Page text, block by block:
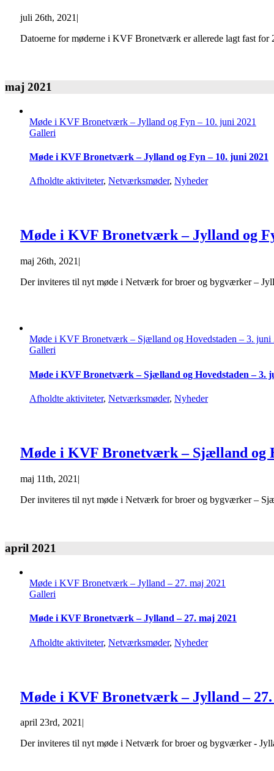
juli 26th, 2021 |
Datoerne for møderne i KVF Bronetværk er allerede lagt fast for
maj 2021
Møde i KVF Bronetværk – Jylland og Fyn – 10. juni 2021
Galleri
Møde i KVF Bronetværk – Jylland og Fyn – 10. juni 2021
Afholdte aktiviteter, Netværksmøder, Nyheder
Møde i KVF Bronetværk – Jylland og
maj 26th, 2021 |
Der inviteres til nyt møde i Netværk for broer og bygværker –
Møde i KVF Bronetværk – Sjælland og Hovedstaden – 3. juni
Galleri
Møde i KVF Bronetværk – Sjælland og Hovedstaden – 3.
Afholdte aktiviteter, Netværksmøder, Nyheder
Møde i KVF Bronetværk – Sjælland og
maj 11th, 2021 |
Der inviteres til nyt møde i Netværk for broer og bygværker –
april 2021
Møde i KVF Bronetværk – Jylland – 27. maj 2021
Galleri
Møde i KVF Bronetværk – Jylland – 27. maj 2021
Afholdte aktiviteter, Netværksmøder, Nyheder
Møde i KVF Bronetværk – Jylland – 27.
april 23rd, 2021|
Der inviteres til nyt møde i Netværk for broer og bygværker -